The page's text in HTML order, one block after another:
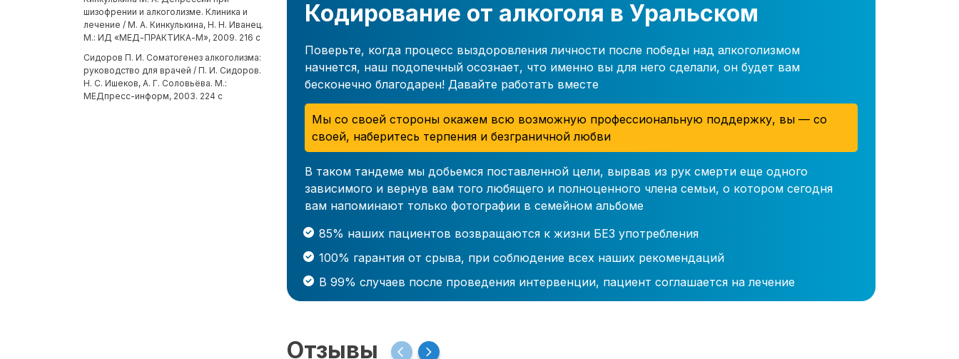
шизофрении и алкоголизме. Клиника и
лечение / М. А. Кинкулькина, Н. Н. Иванец.
М.: ИД «МЕД-ПРАКТИКА-М», 2009. 216 с
Сидоров П. И. Соматогенез алкоголизма:
руководство для врачей / П. И. Сидоров.
Н. С. Ишеков, А. Г. Соловьёва. М.:
МЕДпресс-информ, 2003. 224 с
Кодирование от алкоголя в Уральском
Поверьте, когда процесс выздоровления личности после победы над алкоголизмом
начнется, наш подопечный осознает, что именно вы для него сделали, он будет вам
бесконечно благодарен! Давайте работать вместе
Мы со своей стороны окажем всю возможную профессиональную поддержку, вы — со
своей, наберитесь терпения и безграничной любви
В таком тандеме мы добьемся поставленной цели, вырвав из рук смерти еще одного
зависимого и вернув вам того любящего и полноценного члена семьи, о котором сегодня
вам напоминают только фотографии в семейном альбоме
85% наших пациентов возвращаются к жизни БЕЗ употребления
100% гарантия от срыва, при соблюдение всех наших рекомендаций
В 99% случаев после проведения интервенции, пациент соглашается на лечение
Отзывы